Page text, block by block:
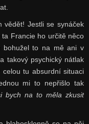
vědět! Jestli se synáček
Francie ho určitě něco
bohužel to na mě ani v
takový psychický nátlak
celou tu absurdní situaci
mi to nepřišlo tak
bych na to měla zkusit